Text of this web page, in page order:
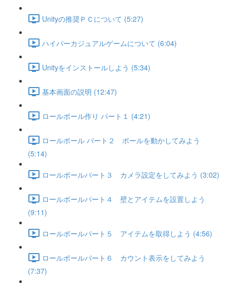
Unityの推奨ＰＣについて (5:27)
ハイパーカジュアルゲームについて (6:04)
Unityをインストールしよう (5:34)
基本画面の説明 (12:47)
ロールボール作り パート１ (4:21)
ロールボール パート２ ボールを動かしてみよう
(5:14)
ロールボールパート３ カメラ設定をしてみよう (3:02)
ロールボールパート４ 壁とアイテムを設置しよう
(9:11)
ロールボールパート５ アイテムを取得しよう (4:56)
ロールボールパート６ カウント表示をしてみよう
(7:37)